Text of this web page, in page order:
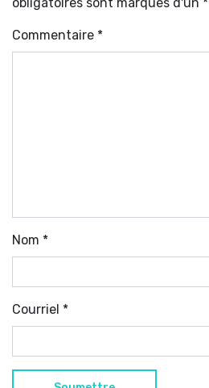
Commentaire *
Nom *
Courriel *